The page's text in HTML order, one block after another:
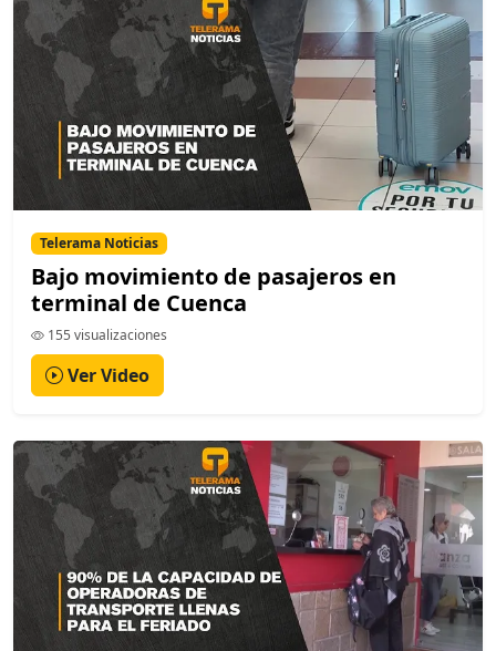
Telerama Noticias
Bajo movimiento de pasajeros en
terminal de Cuenca
155 visualizaciones
Ver Video